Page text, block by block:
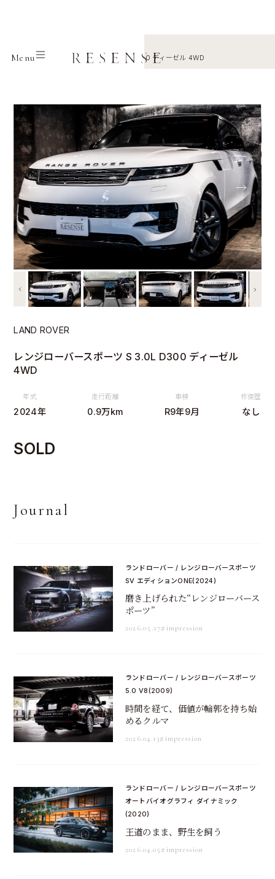
Menuレンジローバースポーツ S 3.0L D300 ディーゼル 4WD
← →
LAND ROVER
レンジローバースポーツ S 3.0L D300 ディーゼル
4WD
年式
2024年
走行距離
0.9万km
車検
R9年9月
修復歴
なし
SOLD
Journal
ランドローバー / レンジローバースポーツ
SV エディションONE(2024)
磨き上げられた“レンジローバース
ポーツ”
2026.05.17#impression
ランドローバー / レンジローバースポーツ
5.0 V8(2009)
時間を経て、価値が輪郭を持ち始
めるクルマ
2026.04.13#impression
ランドローバー / レンジローバースポーツ
オートバイオグラフィ ダイナミック
(2020)
王道のまま、野生を飼う
2026.04.05#impression